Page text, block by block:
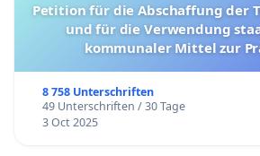
Petition für die Abschaffung der Tötungsstationen
und für die Verwendung
kommunaler Mittel zur
8 758 Unterschriften
49 Unterschriften / 30 Tage
3 Oct 2025